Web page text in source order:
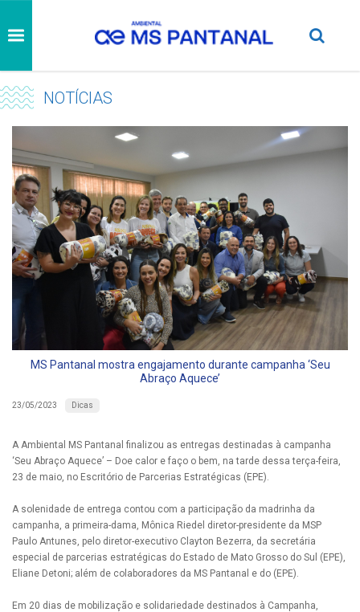
NOTÍCIAS
MS Pantanal mostra engajamento durante campanha ‘Seu
Abraço Aquece’
23/05/2023 Dicas
A Ambiental MS Pantanal finalizou as entregas destinadas à campanha
‘Seu Abraço Aquece’ – Doe calor e faço o bem, na tarde dessa terça-feira,
23 de maio, no Escritório de Parcerias Estratégicas (EPE).
A solenidade de entrega contou com a participação da madrinha da
campanha, a primeira-dama, Mônica Riedel diretor-presidente da MSP
Paulo Antunes, pelo diretor-executivo Clayton Bezerra, da secretária
especial de parcerias estratégicas do Estado de Mato Grosso do Sul (EPE),
Eliane Detoni; além de colaboradores da MS Pantanal e do (EPE).
Em 20 dias de mobilização e solidariedade destinados à Campanha,